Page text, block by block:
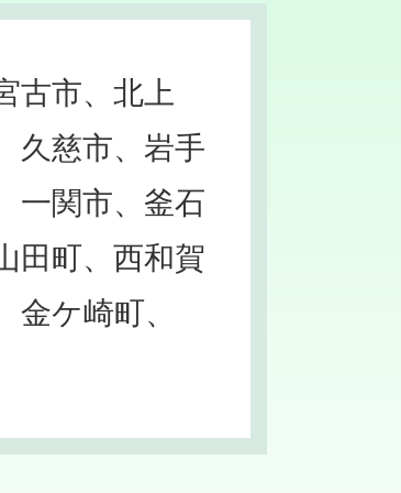
古市、北上
久慈市、岩手
一関市、釜石
田町、西和賀
ケ崎町、